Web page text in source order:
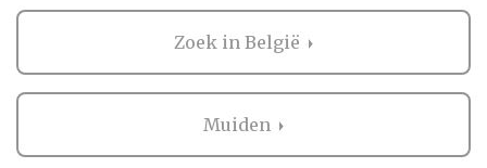
Zoek in België
Muiden